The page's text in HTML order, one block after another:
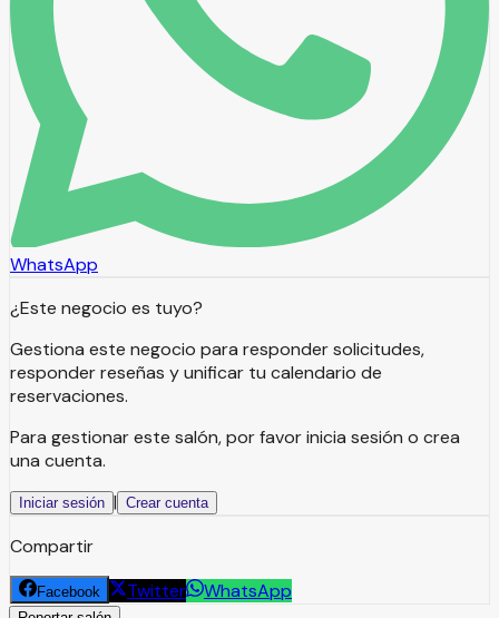
WhatsApp
¿Este negocio es tuyo?
Gestiona este negocio para responder solicitudes,
responder reseñas y unificar tu calendario de
reservaciones.
Para gestionar este salón, por favor inicia sesión o crea
una cuenta.
Iniciar sesión | Crear cuenta
Compartir
Facebook Twitter WhatsApp